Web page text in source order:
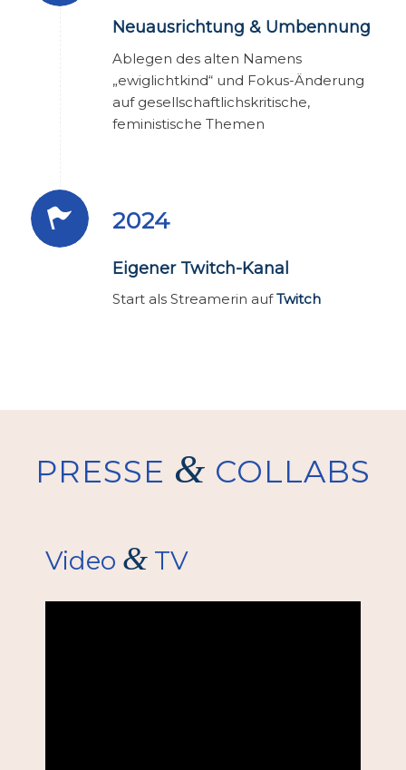
Neuausrichtung & Umbennung
Ablegen des alten Namens
„ewiglichtkind“ und Fokus-Änderung
auf gesellschaftlichskritische,
feministische Themen
2024
Eigener Twitch-Kanal
Start als Streamerin aufTwitch
PRESSE & COLLABS
Video & TV